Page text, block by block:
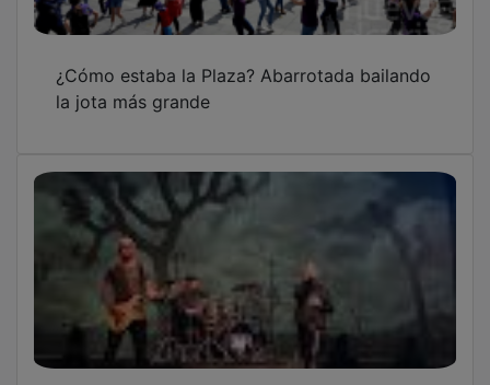
¿Cómo estaba la Plaza? Abarrotada bailando
la jota más grande